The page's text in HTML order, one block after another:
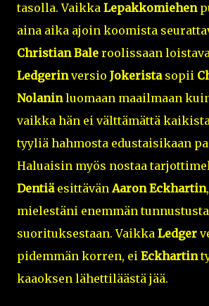
tasolla. Vaikka Lepakkomiehen
aina aika ajoin koomista
Christian Bale roolissaan
Ledgerinversio Jokeristasopii
Nolaninluomaan maailmaan
vaikka hän ei välttämättä
tyyliä hahmosta edustaisikaan
Haluaisin myös nostaa
DentiäesittävänAaron Eckhartin
mielestäni enemmän tunnustusta
suorituksestaan. Vaikka Ledger
pidemmän korren, ei Eckhartin
kaaoksen lähettiläästä jää.